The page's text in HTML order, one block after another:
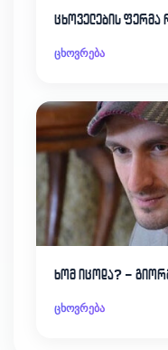
ცხოველების
ცხოვრება
ხომ იცოდა? –
ცხოვრება